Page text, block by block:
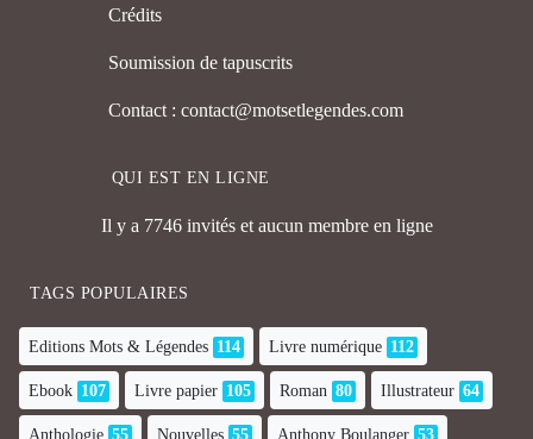
Crédits
Soumission de tapuscrits
Contact : contact@motsetlegendes.com
QUI EST EN LIGNE
Il y a 7746 invités et aucun membre en ligne
TAGS POPULAIRES
Editions Mots & Légendes 114 Livre numérique 112
Ebook 107 Livre papier 105 Roman 80 Illustrateur 64
Anthologie 55 Nouvelles 55 Anthony Boulanger 53